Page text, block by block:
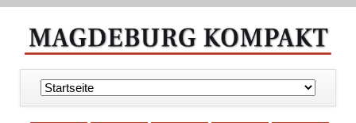
Navigation
überspringen